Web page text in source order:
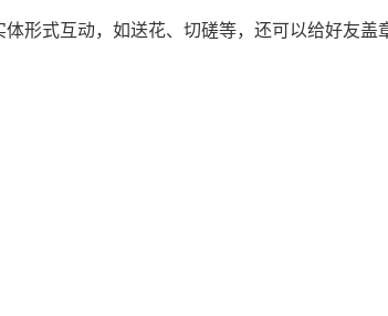
形式互动，如送花、切磋等，还可以给好友盖